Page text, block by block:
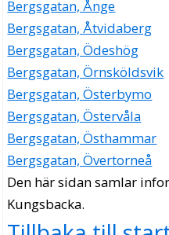
Bergsgatan, Ånge
Bergsgatan, Åtvidaberg
Bergsgatan, Ödeshög
Bergsgatan, Örnsköldsvik
Bergsgatan, Österbymo
Bergsgatan, Östervåla
Bergsgatan, Östhammar
Bergsgatan, Övertorneå
Den här sidan samlar
Kungsbacka.